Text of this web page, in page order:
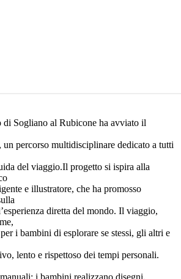
di Sogliano al Rubicone ha avviato il
percorso multidisciplinare dedicato a tutti
del viaggio.Il progetto si ispira alla
e illustratore, che ha promosso
diretta del mondo. Il viaggio,
i bambini di esplorare se stessi, gli altri e
lento e rispettoso dei tempi personali.